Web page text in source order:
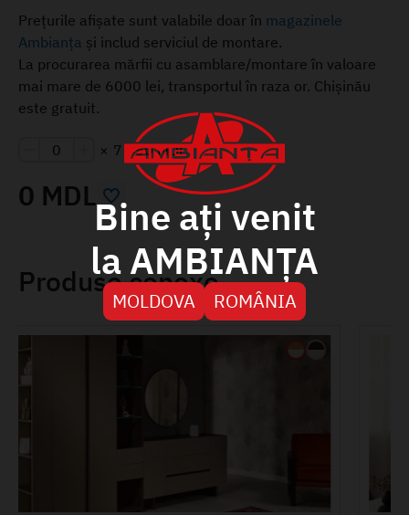
Prețurile afișate sunt valabile doar în magazinele
Ambianța și includ serviciul de montare.
La procurarea mărfii cu asamblare/montare în valoare
mai mare de 6000 lei, transportul în raza or. Chișinău
este gratuit.
× 7 450 MDL
0 MDL
Produse conexe
Bine ați venit
la AMBIANȚA
MOLDOVA ROMÂNIA